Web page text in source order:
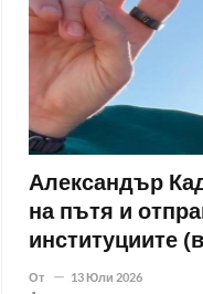
Александър
на пътя и
институциите
От 13 Юли 2026